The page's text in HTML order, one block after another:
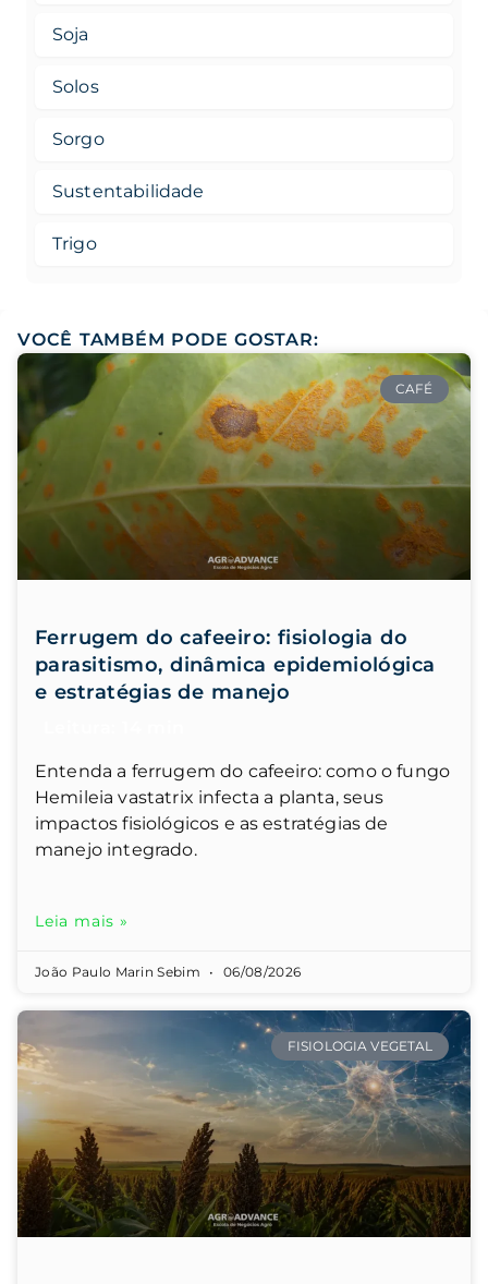
Soja
Solos
Sorgo
Sustentabilidade
Trigo
VOCÊ TAMBÉM PODE GOSTAR:
CAFÉ
Ferrugem do cafeeiro: fisiologia do
parasitismo, dinâmica epidemiológica
e estratégias de manejo
Entenda a ferrugem do cafeeiro: como o fungo
Hemileia vastatrix infecta a planta, seus
impactos fisiológicos e as estratégias de
manejo integrado.
Leia mais »
João Paulo Marin Sebim 06/08/2026
FISIOLOGIA VEGETAL